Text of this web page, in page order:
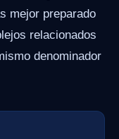
mejor preparado
relacionados
denominador